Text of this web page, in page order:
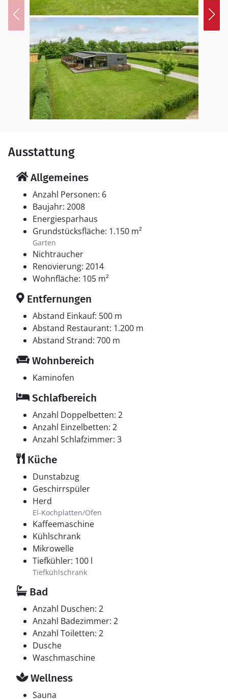
Ausstattung
Allgemeines
Anzahl Personen: 6
Baujahr: 2008
Energiesparhaus
Grundstücksfläche: 1.150 m²
Garten
Nichtraucher
Renovierung: 2014
Wohnfläche: 105 m²
Entfernungen
Abstand Einkauf: 500 m
Abstand Restaurant: 1.200 m
Abstand Strand: 700 m
Wohnbereich
Kaminofen
Schlafbereich
Anzahl Doppelbetten: 2
Anzahl Einzelbetten: 2
Anzahl Schlafzimmer: 3
Küche
Dunstabzug
Geschirrspüler
Herd
El-Kochplatten/Ofen
Kaffeemaschine
Kühlschrank
Mikrowelle
Tiefkühler: 100 l
Tiefkühlschrank
Bad
Anzahl Duschen: 2
Anzahl Badezimmer: 2
Anzahl Toiletten: 2
Dusche
Waschmaschine
Wellness
Sauna